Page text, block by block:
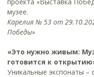
музее.
Карелия № 53 от
Победы»
«Это нужно живым:
готовится к
Уникальные экспонаты –